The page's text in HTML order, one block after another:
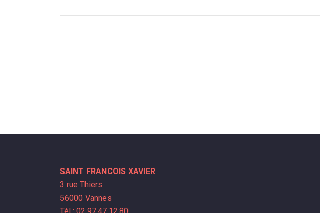
SAINT FRANCOIS XAVIER
3 rue Thiers
56000 Vannes
Tél : 02.97.47.12.80